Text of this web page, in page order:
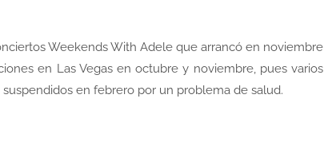
Weekends With Adele que arrancó en noviembre
en Las Vegas en octubre y noviembre, pues varios
en febrero por un problema de salud.